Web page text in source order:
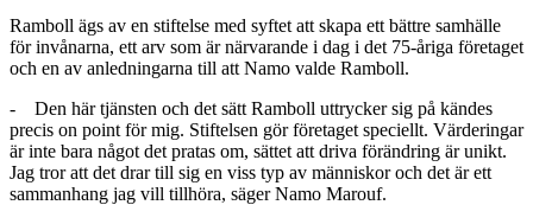
Ramboll ägs av en stiftelse med syftet att skapa ett bättre samhälle
för invånarna, ett arv som är närvarande i dag i det 75-åriga företaget
och en av anledningarna till att Namo valde Ramboll.
- Den här tjänsten och det sätt Ramboll uttrycker sig på kändes
precis on point för mig. Stiftelsen gör företaget speciellt. Värderingar
är inte bara något det pratas om, sättet att driva förändring är unikt.
Jag tror att det drar till sig en viss typ av människor och det är ett
sammanhang jag vill tillhöra, säger Namo Marouf.